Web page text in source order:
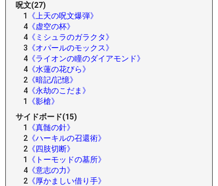
呪文(27)
1
《上天の呪文爆弾》
4 《虚空の杯》
4 《ミシュラのガラクタ》
3 《オパールのモックス》
4 《ライオンの瞳のダイアモンド》
4 《水蓮の花びら》
2 《暗記/記憶》
4 《永劫のこだま》
1
《影槍》
サイドボード(15)
1
《真髄の針》
2 《ハーキルの召還術》
2 《四肢切断》
1
《トーモッドの墓所》
4 《意志の力》
2 《厚かましい借り手》